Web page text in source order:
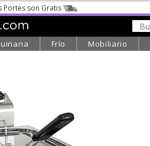
Portes son Gratis
Frío Mobiliario